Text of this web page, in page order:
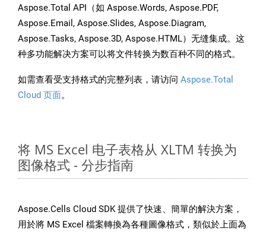
Aspose.Total API（如 Aspose.Words, Aspose.PDF,
Aspose.Email, Aspose.Slides, Aspose.Diagram,
Aspose.Tasks, Aspose.3D, Aspose.HTML）无缝集成。这
种多功能解决方案可以将文件转换为数百种不同的格式。
如需查看受支持格式的完整列表，请访问 Aspose.Total
Cloud 页面。
将 MS Excel 电子表格从 XLTM 转换为
图像格式 - 分步指南
Aspose.Cells Cloud SDK 提供了快速、簡單的解決方案，
用於將 MS Excel 檔案轉換為各種圖像格式，類似於上面為